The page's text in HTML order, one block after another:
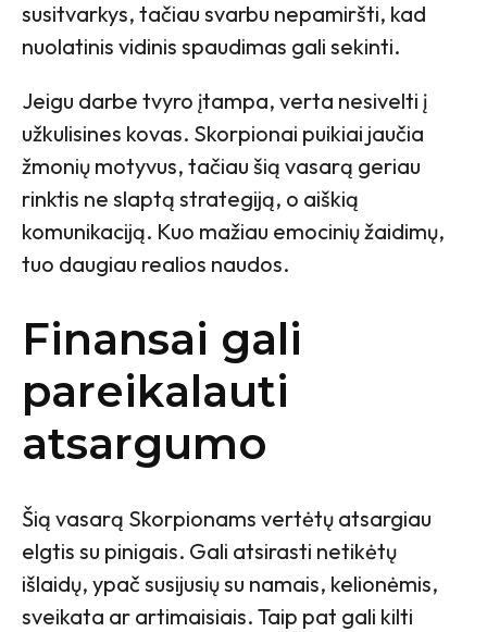
susitvarkys, tačiau svarbu nepamiršti, kad
nuolatinis vidinis spaudimas gali sekinti.
Jeigu darbe tvyro įtampa, verta nesivelti į
užkulisines kovas. Skorpionai puikiai jaučia
žmonių motyvus, tačiau šią vasarą geriau
rinktis ne slaptą strategiją, o aiškią
komunikaciją. Kuo mažiau emocinių žaidimų,
tuo daugiau realios naudos.
Finansai gali
pareikalauti
atsargumo
Šią vasarą Skorpionams vertėtų atsargiau
elgtis su pinigais. Gali atsirasti netikėtų
išlaidų, ypač susijusių su namais, kelionėmis,
sveikata ar artimaisiais. Taip pat gali kilti